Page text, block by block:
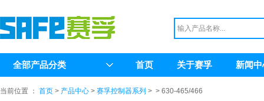
全部产品分类 首页 关于赛孚 新闻
当前位置 ： 首页 > 产品中心 > 赛孚控制器系列 > > 630-465/466